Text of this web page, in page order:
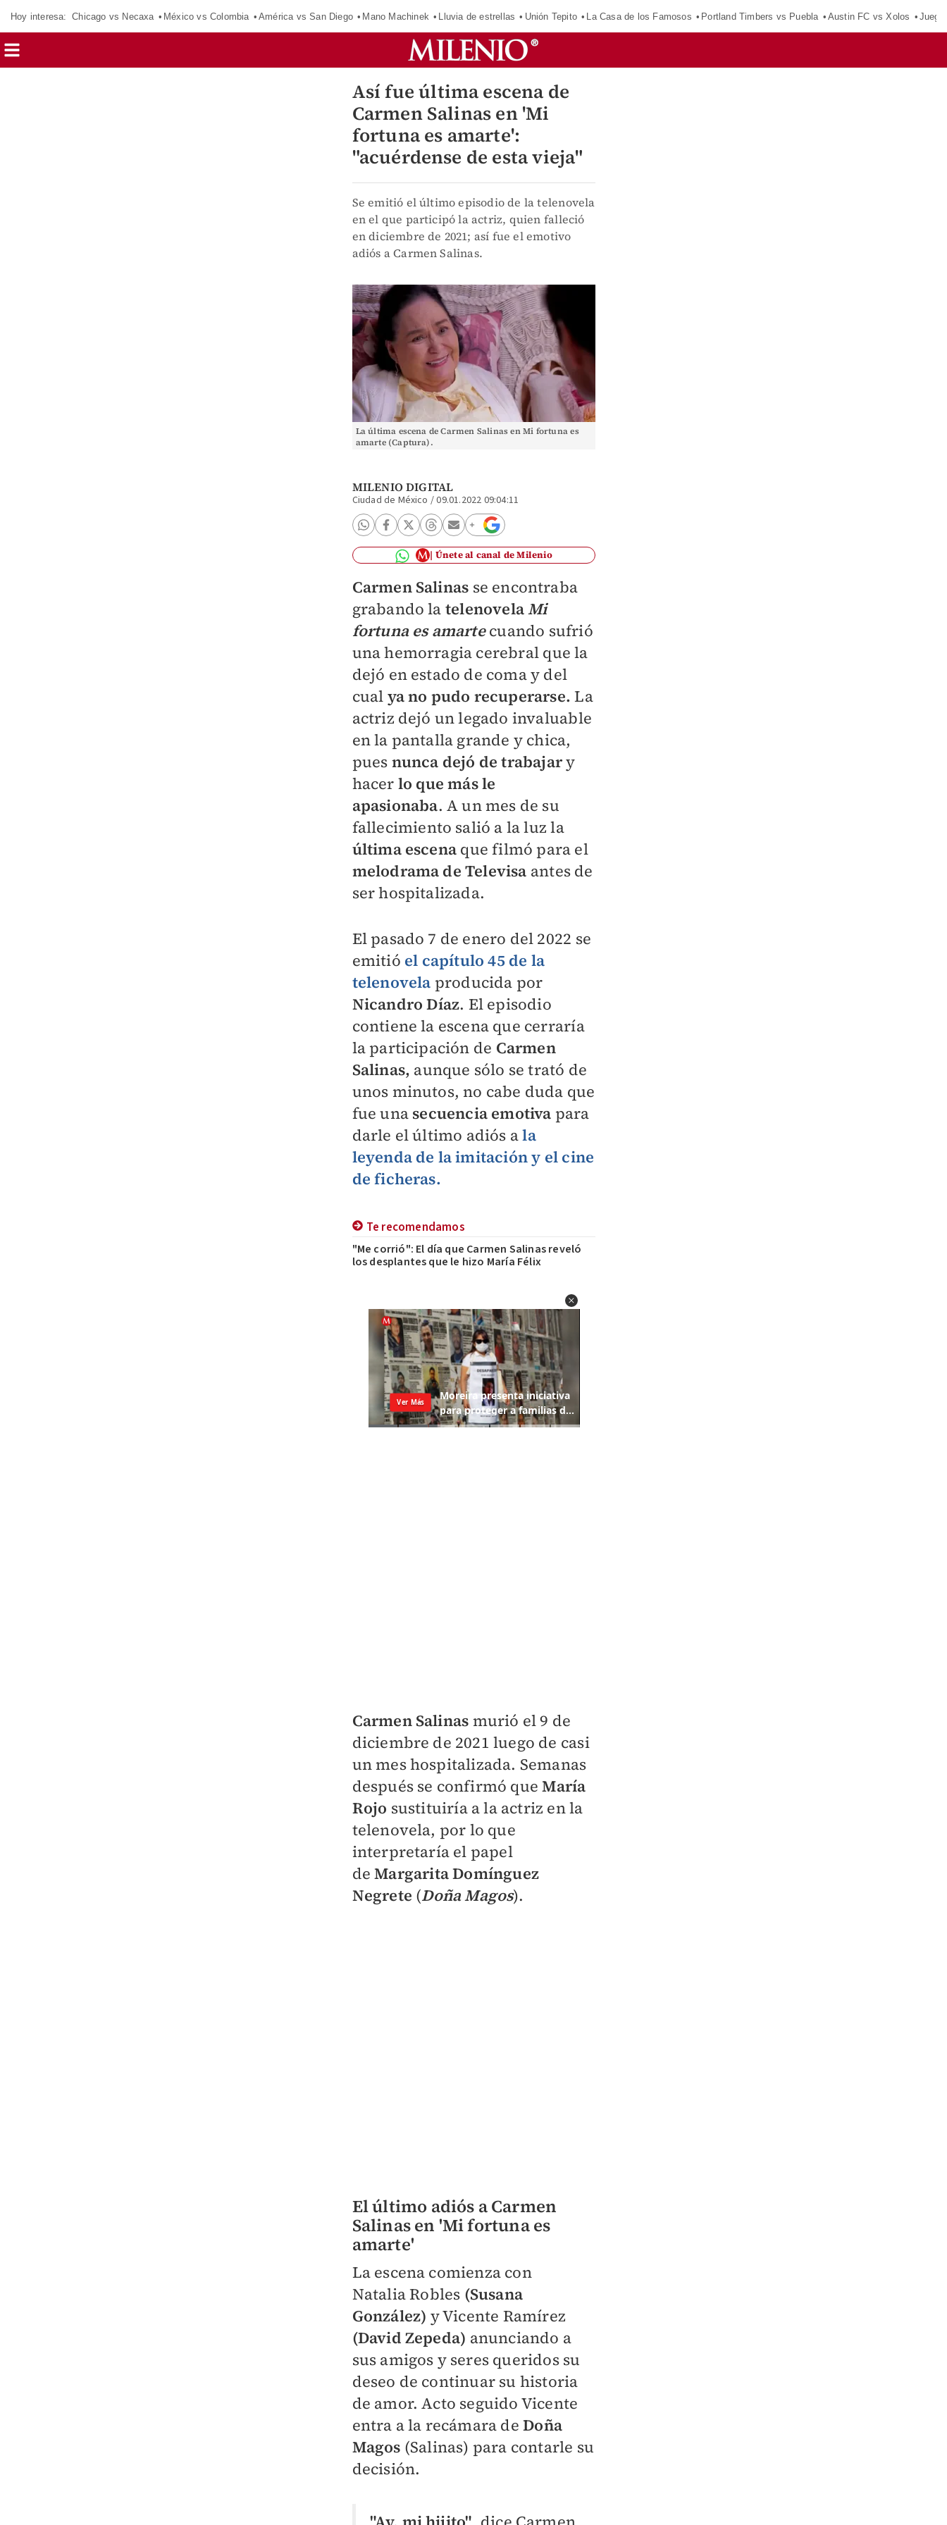
Hoy interesa: Chicago vs Necaxa México vs Colombia América vs San Diego Mano Machinek Lluvia de estrellas Unión Tepito La Casa de los Famosos Portland Timbers vs Puebla Austin FC vs Xolos
Así fue última escena de
Carmen Salinas en 'Mi
fortuna es amarte':
"acuérdense de esta vieja"
Se emitió el último episodio de la telenovela
en el que participó la actriz, quien falleció
en diciembre de 2021; así fue el emotivo
adiós a Carmen Salinas.
La última escena de Carmen Salinas en Mi fortuna es
amarte (Captura).
MILENIO DIGITAL
Ciudad de México /09.01.2022 09:04:11
Únete al canal de Milenio
Carmen Salinas se encontraba
grabando la telenovelaMi
fortuna es amartecuando sufrió
una hemorragia cerebral que la
dejó en estado de coma y del
cual ya no pudo recuperarse.La
actriz dejó un legado invaluable
en la pantalla grande y chica,
pues nunca dejó de trabajary
hacer lo que más le
apasionaba. A un mes de su
fallecimiento salió a la luz la
última escena que filmó para el
melodrama de Televisa antes de
ser hospitalizada.
El pasado 7 de enero del 2022 se
emitió el capítulo 45 de la
telenovela producida por
Nicandro Díaz. El episodio
contiene la escena que cerraría
la participación de Carmen
Salinas, aunque sólo se trató de
unos minutos, no cabe duda que
fue una secuencia emotiva para
darle el último adiós ala
leyenda de la imitación y el cine
de ficheras.
Te recomendamos
"Me corrió": El día que Carmen Salinas reveló
los desplantes que le hizo María Félix
Carmen Salinas murió el 9 de
diciembre de 2021 luego de casi
un mes hospitalizada. Semanas
después se confirmó queMaría
Rojo sustituiría a la actriz en la
telenovela, por lo que
interpretaría el papel
deMargarita Domínguez
Negrete (Doña Magos).
El último adiós a Carmen
Salinas en 'Mi fortuna es
amarte'
La escena comienza con
NataliaRobles (Susana
González) y Vicente Ramírez
(David Zepeda) anunciando a
sus amigos y seres queridos su
deseo de continuar su historia
de amor. Acto seguido Vicente
entra a la recámara deDoña
Magos (Salinas) para contarle su
decisión.